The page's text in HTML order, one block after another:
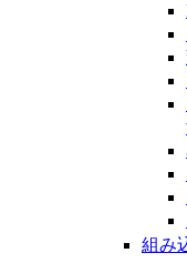
組み